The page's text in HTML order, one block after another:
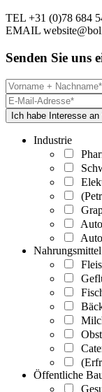
TEL +31 (0)78 684
EMAIL
Senden Sie uns
Ich habe Interesse an
Industrie
Nahrungsmittel
Öffentliche